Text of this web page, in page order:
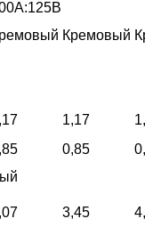
Кремовый
1,17
0,85
3,45